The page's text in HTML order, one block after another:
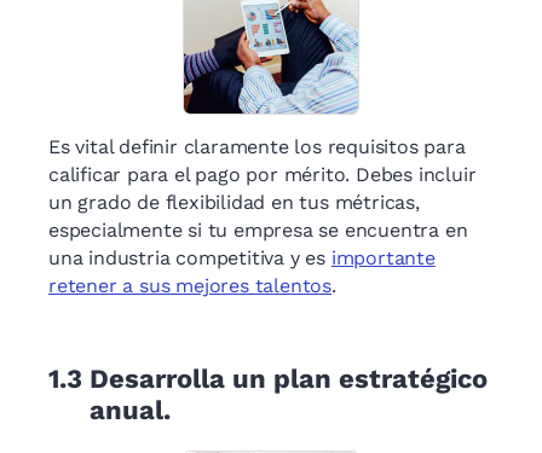
Es vital definir claramente los requisitos para
calificar para el pago por mérito. Debes incluir
un grado de flexibilidad en tus métricas,
especialmente si tu empresa se encuentra en
una industria competitiva y es importante
retener a sus mejores talentos.
1.3 Desarrolla un plan estratégico
anual.